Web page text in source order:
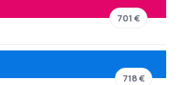
701 €
718 €